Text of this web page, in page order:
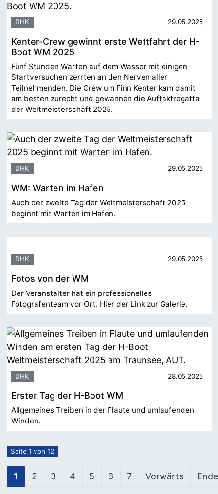
DHK 29.05.2025
Kenter-Crew gewinnt erste Wettfahrt der H-
Boot WM 2025
Fünf Stunden Warten auf dem Wasser mit einigen
Startversuchen zerrten an den Nerven aller
Teilnehmenden. Die Crew um Finn Kenter kam damit
am besten zurecht und gewannen die Auftaktregatta
der Weltmeisterschaft 2025.
DHK 29.05.2025
WM: Warten im Hafen
Auch der zweite Tag der Weltmeisterschaft 2025
beginnt mit Warten im Hafen.
DHK 29.05.2025
Fotos von der WM
Der Veranstalter hat ein professionelles
Fotografenteam vor Ort. Hier der Link zur Galerie.
DHK 28.05.2025
Erster Tag der H-Boot WM
Allgemeines Treiben in der Flaute und umlaufenden
Winden.
Seite 1 von 12
1 2 3 4 5 6 7 Vorwärts Ende